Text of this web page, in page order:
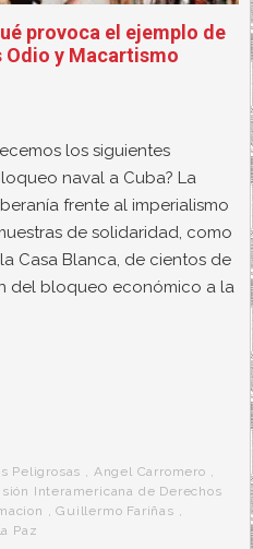
provoca el ejemplo de
Odio y Macartismo
los siguientes
naval a Cuba? La
frente al imperialismo
de solidaridad, como
Casa Blanca, de cientos de
del bloqueo económico a la
Peligrosas , Angel Carromero ,
Interamericana de Derechos
,Guillermo Fariñas ,
Paz